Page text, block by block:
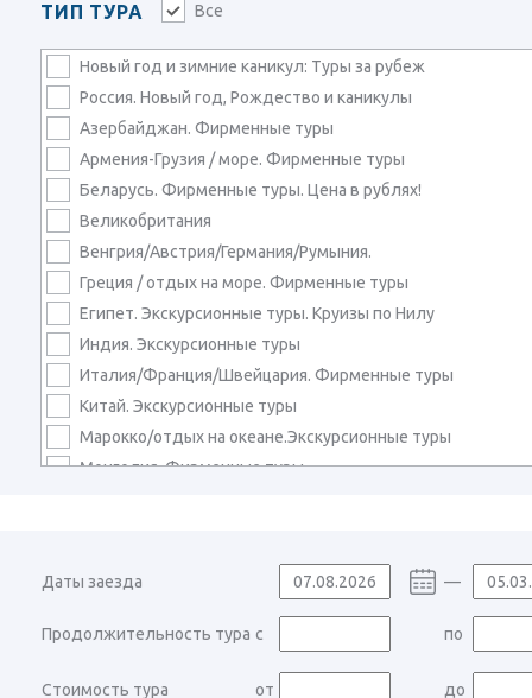
ТИП ТУРА Все
Новый год и зимние каникул: Туры за рубеж
Россия. Новый год, Рождество и каникулы
Азербайджан. Фирменные туры
Армения-Грузия / море. Фирменные туры
Беларусь. Фирменные туры. Цена в рублях!
Великобритания
Венгрия/Австрия/Германия/Румыния.
Греция / отдых на море. Фирменные туры
Египет. Экскурсионные туры. Круизы по Нилу
Индия. Экскурсионные туры
Италия/Франция/Швейцария. Фирменные туры
Китай. Экскурсионные туры
Марокко/отдых на океане.Экскурсионные туры
Монголия. Фирменные туры
Турция / отдых на море. Фирменные туры
Узбекистан. Экскурсионные туры
Россия. Алтай. Байкал. Сибирь
Россия. Архангельск
Даты заезда —
Продолжительность тура с по
Стоимость тура от до